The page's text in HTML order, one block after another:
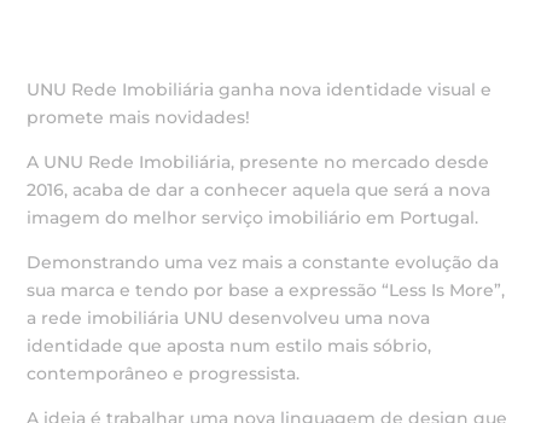
UNU Rede Imobiliária ganha nova identidade visual e
promete mais novidades!
A UNU Rede Imobiliária, presente no mercado desde
2016, acaba de dar a conhecer aquela que será a nova
imagem do melhor serviço imobiliário em Portugal.
Demonstrando uma vez mais a constante evolução da
sua marca e tendo por base a expressão “Less Is More”,
a rede imobiliária UNU desenvolveu uma nova
identidade que aposta num estilo mais sóbrio,
contemporâneo e progressista.
A ideia é trabalhar uma nova linguagem de design que